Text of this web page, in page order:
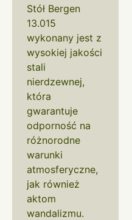
Stół Bergen
13.015
wykonany jest z
wysokiej jakości
stali
nierdzewnej,
która
gwarantuje
odporność na
różnorodne
warunki
atmosferyczne,
jak również
aktom
wandalizmu.